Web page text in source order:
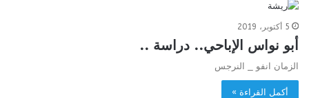
5 أكتوبر، 2019
أبو نواس الإباحي.. دراسة ..
الزمان انفو _ النرجس
أكمل القراءة »